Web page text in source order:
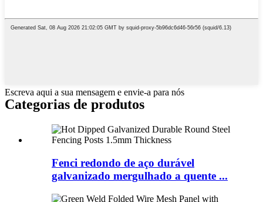
Escreva aqui a sua mensagem e envie-a para nós
Categorias de produtos
Fenci redondo de aço durável
galvanizado mergulhado a quente ...